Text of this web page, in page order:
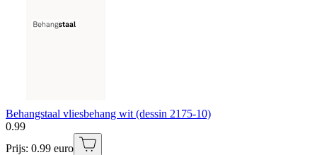
Behangstaal vliesbehang wit (dessin 2175-10)
0.99
Prijs: 0.99 euro